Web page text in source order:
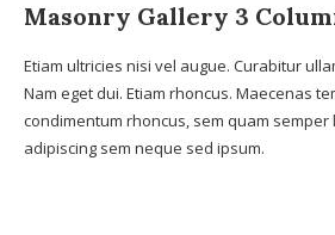
Masonry Gallery 3
Etiam ultricies nisi vel augue. Curabitur
Nam eget dui. Etiam rhoncus. Maecenas
condimentum rhoncus, sem quam semper
adipiscing sem neque sed ipsum.